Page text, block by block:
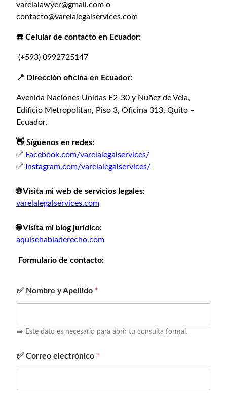
varelalawyer@gmail.com o
contacto@varelalegalservices.com
☎️ Celular de contacto en Ecuador:
(+593) 0992725147
📍 Dirección oficina en Ecuador:
Avenida Naciones Unidas E2-30 y Nuñez de Vela,
Edificio Metropolitan, Piso 3, Oficina 313, Quito –
Ecuador.
👋 Síguenos en redes:
✅ Facebook.com/varelalegalservices/⁣
✅
Instagram.com/varelalegalservices/⁣
🌐 Visita mi web de servicios legales:⁣
varelalegalservices.com⁣
🌐 Visita mi blog jurídico:⁣
aquisehabladerecho.com
Formulario de contacto:
✅ Nombre y Apellido *
➡️ Este dato es necesario para abrir tu consulta formal.
✅ Correo electrónico *